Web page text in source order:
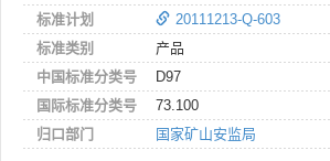
标准计划
20111213-Q-603
标准类别
产品
中国标准分类号
D97
国际标准分类号
73.100
归口部门
国家矿山安监局